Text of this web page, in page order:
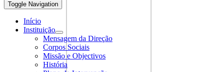
Toggle Navigation
Início
Instituição
Mensagem da Direção
Corpos Sociais
Missão e Objectivos
História